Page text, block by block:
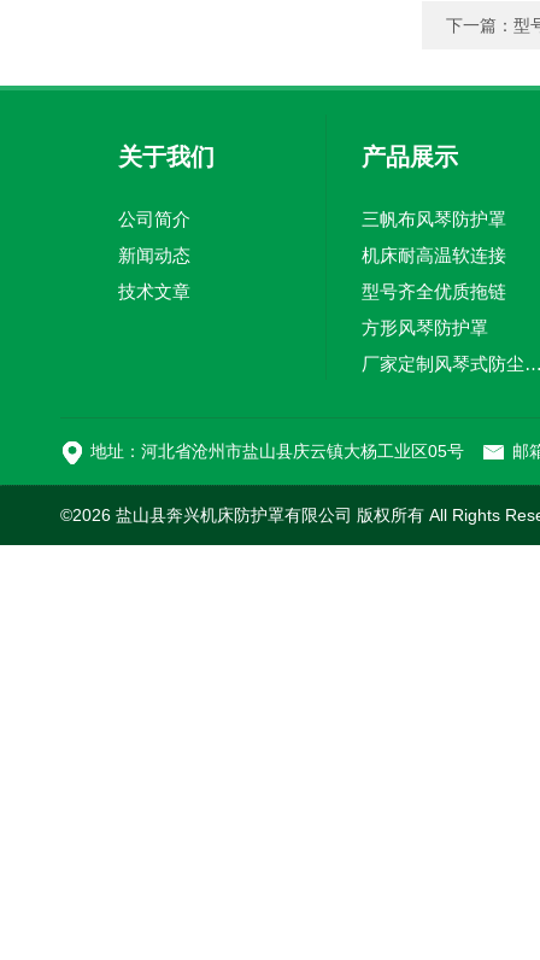
下一篇： 型
关于我们
公司简介
新闻动态
技术文章
产品展示
三帆布风琴防护罩
机床耐高温软连接
型号齐全优质拖链
方形风琴防护罩
厂家定制风琴式
地址：河北省沧州市盐山县庆云镇大杨工业区05号 邮
©2026 盐山县奔兴机床防护罩有限公司 版权所有 All Rights